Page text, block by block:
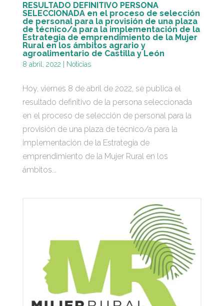
RESULTADO DEFINITIVO PERSONA
SELECCIONADA en el proceso de selección
de personal para la provisión de una plaza
de técnico/a para la implementación de la
Estrategia de emprendimiento de la Mujer
Rural en los ámbitos agrario y
agroalimentario de Castilla y León
8 abril, 2022 Noticias
Hoy, viernes 8 de abril de 2022, se publica el
resultado definitivo de la persona seleccionada
en el proceso de selección de personal para la
provisión de una plaza de técnico/a para la
implementación de la Estrategia de
emprendimiento de la Mujer Rural en los
ámbitos...